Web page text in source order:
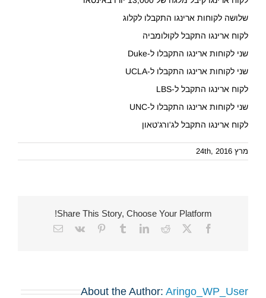
שלושה לקוחות ארינגו התקבלו לקלוג
לקוח ארינגו התקבל לקולומביה
שני לקוחות ארינגו התקבלו ל-Duke
שני לקוחות ארינגו התקבלו ל-UCLA
לקוח ארינגו התקבל ל-LBS
שני לקוחות ארינגו התקבלו ל-UNC
לקוח ארינגו התקבל לג'ורג'טאון
מרץ 24th, 2016
Share This Story, Choose Your Platform!
Facebook
X
Reddit
LinkedIn
Tumblr
Pinterest
Vk
Email
About the Author: Aringo_WP_User